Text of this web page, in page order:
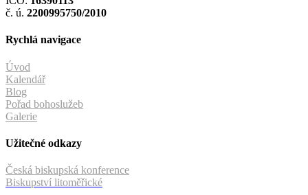
č. ú. 2200995750/2010
Rychlá navigace
Úvod
Kalendář
Blog
Pořad bohoslužeb
Galerie
Užitečné odkazy
Česká biskupská konference
Biskupství litoměřické